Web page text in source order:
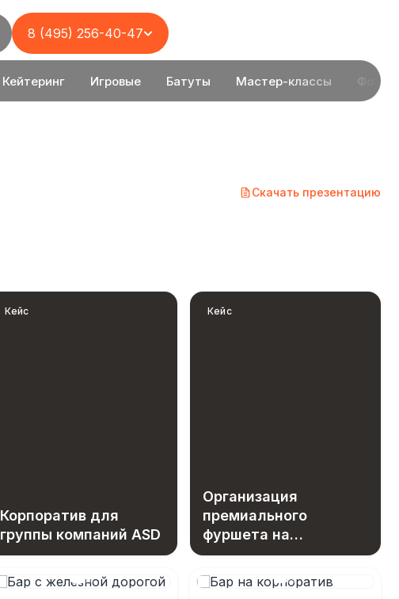
Кейтеринг Игровые Батуты Мастер-классы
8 (495) 256-40-47
Скачать презентацию
Кейс
Корпоратив для
группы компаний ASD
Кейс
Организация
премиального
фуршета на
нестандартной
площадке